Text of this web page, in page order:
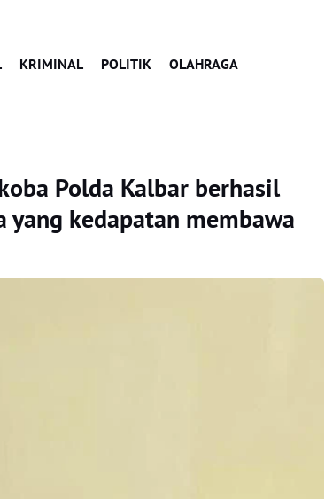
KRIMINAL POLITIK OLAHRAGA
Polda Kalbar berhasil
kedapatan membawa